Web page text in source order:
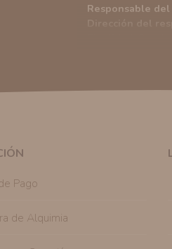
Responsable
Sus
similares a los
Tiene
Pago
de Alquimia